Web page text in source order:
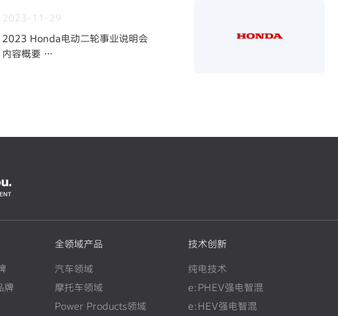
2023-11-29
2023 Honda电动二轮事业说明会
内容概要
牌
全领域产品
汽车领域
摩托车领域
Power Products领域
技术创新
纯电技术
e:PHEV强电智混
e:HEV强电智混